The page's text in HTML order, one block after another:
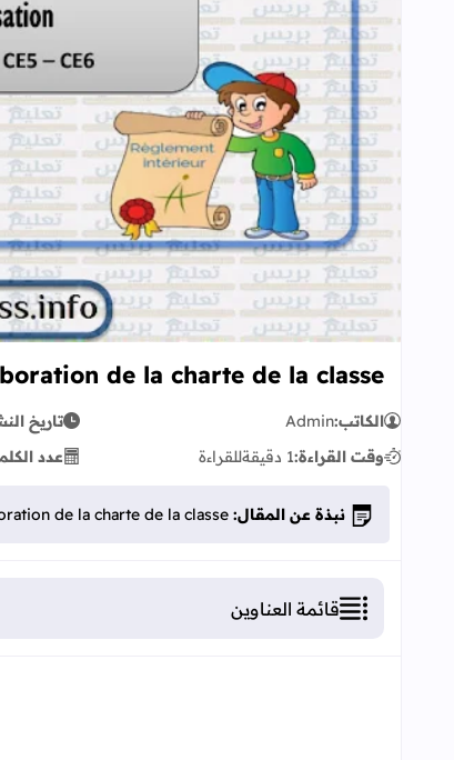
de la charte de la classe
الكاتب:Admin تاريخ
وقت القراءة:1 دقيقة للقراءة عدد
نبذة عن المقال:
قائمة العناوين